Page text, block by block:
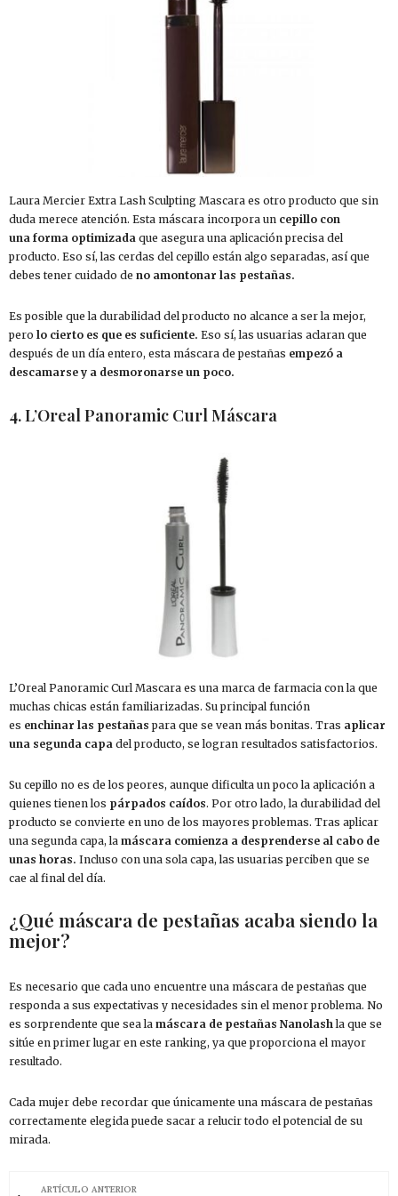
Laura Mercier Extra Lash Sculpting Mascara es otro producto que sin
duda merece atención. Esta máscara incorpora un cepillo con
una forma optimizada que asegura una aplicación precisa del
producto. Eso sí, las cerdas del cepillo están algo separadas, así que
debes tener cuidado de no amontonar las pestañas.
Es posible que la durabilidad del producto no alcance a ser la mejor,
pero lo cierto es que es suficiente. Eso sí, las usuarias aclaran que
después de un día entero, esta máscara de pestañas empezó a
descamarse y a desmoronarse un poco.
4. L’Oreal Panoramic Curl Máscara
L’Oreal Panoramic Curl Mascara es una marca de farmacia con la que
muchas chicas están familiarizadas. Su principal función
es enchinar las pestañas para que se vean más bonitas. Tras aplicar
una segunda capa del producto, se logran resultados satisfactorios.
Su cepillo no es de los peores, aunque dificulta un poco la aplicación a
quienes tienen los párpados caídos. Por otro lado, la durabilidad del
producto se convierte en uno de los mayores problemas. Tras aplicar
una segunda capa, la máscara comienza a desprenderse al cabo de
unas horas. Incluso con una sola capa, las usuarias perciben que se
cae al final del día.
¿Qué máscara de pestañas acaba siendo la
mejor?
Es necesario que cada uno encuentre una máscara de pestañas que
responda a sus expectativas y necesidades sin el menor problema. No
es sorprendente que sea la máscara de pestañas Nanolashla que se
sitúe en primer lugar en este ranking, ya que proporciona el mayor
resultado.
Cada mujer debe recordar que únicamente una máscara de pestañas
correctamente elegida puede sacar a relucir todo el potencial de su
mirada.
ARTÍCULO ANTERIOR